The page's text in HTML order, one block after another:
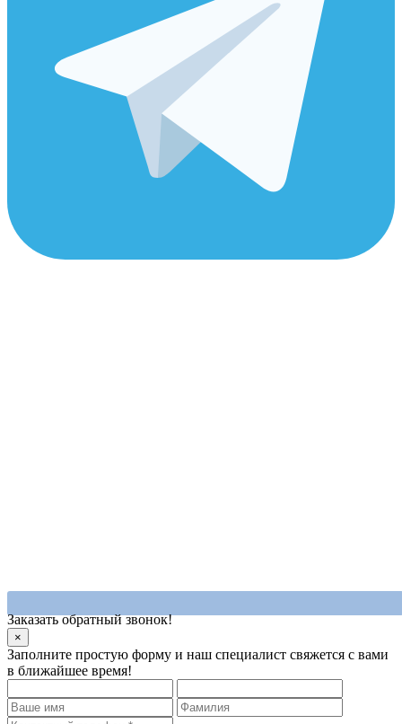
Заказать обратный звонок!
×
Заполните простую форму и наш специалист свяжется с вами
в ближайшее время!